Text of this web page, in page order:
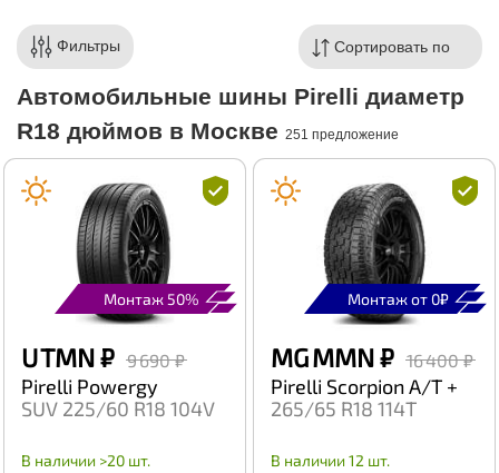
Фильтры
Автомобильные шины Pirelli диаметр
R18 дюймов в Москве 251 предложение
Монтаж 50%
U TMN₽ 9 690 ₽
Pirelli Powergy
SUV 225/60 R18 104V
В наличии >20 шт.
Монтаж от 0₽
MG MMN₽ 16 400 ₽
Pirelli Scorpion A/T +
265/65 R18 114T
В наличии 12 шт.